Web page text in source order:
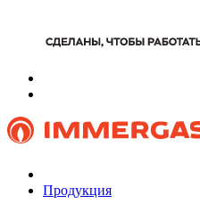
Продукция